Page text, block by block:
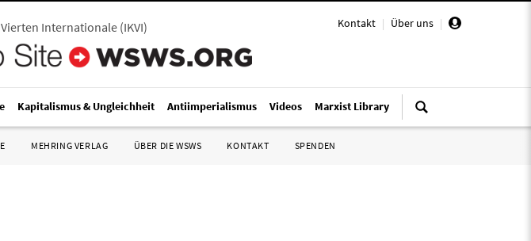
Kontakt | Über uns |
Internationale(IKVI)
Kapitalismus & Ungleichheit Antiimperialismus Videos Marxist Library
MEHRING VERLAG ÜBER DIE WSWS KONTAKT SPENDEN